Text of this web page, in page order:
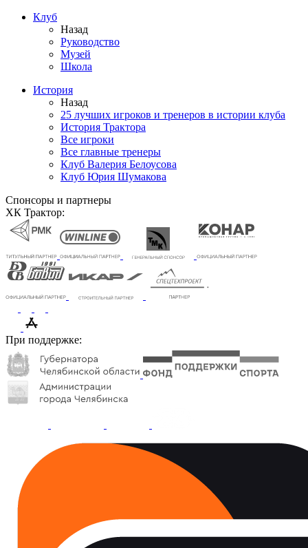
Клуб
Назад
Руководство
Музей
Школа
История
Назад
25 лучших игроков и тренеров в истории клуба
История Трактора
Все игроки
Все главные тренеры
Клуб Валерия Белоусова
Клуб Юрия Шумакова
Спонсоры и партнеры
ХК Трактор:
При поддержке: